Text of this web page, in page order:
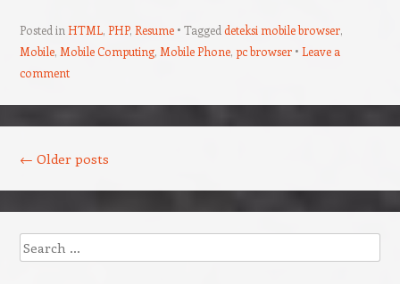
Posted in HTML, PHP, Resume Tagged deteksi mobile browser,
Mobile, Mobile Computing, Mobile Phone, pc browser
Leave a
comment
← Older posts
Search